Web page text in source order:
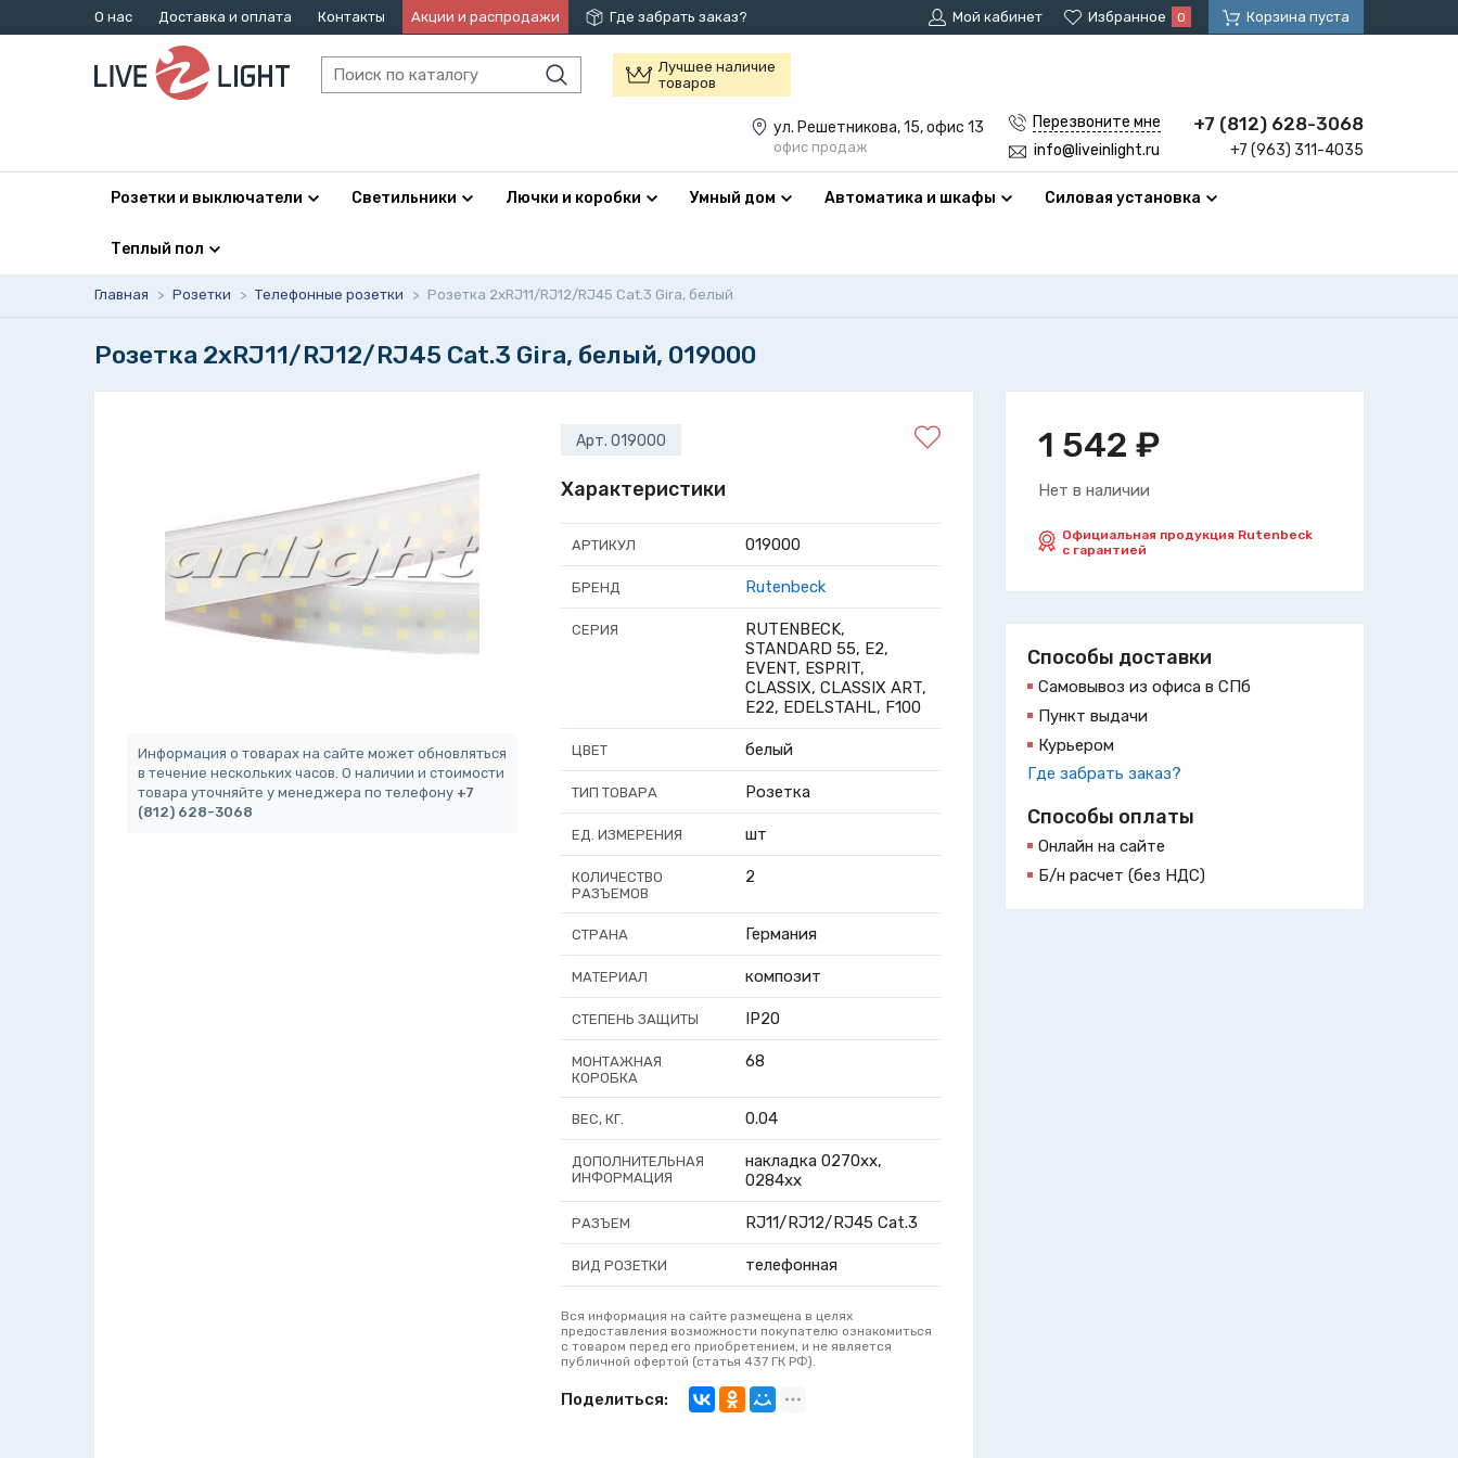
О нас Доставка и оплата Контакты Акции и распродажи Где забрать заказ? Мой кабинет Избранное 0 Корзина пуста
Лучшее наличие
товаров
ул. Решетникова, 15, офис 13
офис продаж
Перезвоните мне
info@liveinlight.ru
+7 (812) 628-3068
+7 (963) 311-4035
Розетки и выключатели Светильники Лючки и коробки Умный дом Автоматика и шкафы Силовая установка
Теплый пол
Главная > Розетки > Телефонные розетки > Розетка 2xRJ11/RJ12/RJ45 Cat.3 Gira, белый
Розетка 2xRJ11/RJ12/RJ45 Cat.3 Gira, белый, 019000
1 542 ₽
Нет в наличии
Официальная продукция Rutenbeck
с гарантией
Способы доставки
Самовывоз из офиса в СПб
Пункт выдачи
Курьером
Где забрать заказ?
Способы оплаты
Онлайн на сайте
Б/н расчет (без НДС)
Информация о товарах на сайте может обновляться
в течение нескольких часов. О наличии и стоимости
товара уточняйте у менеджера по телефону +7
(812) 628-3068
Арт. 019000
Характеристики
АРТИКУЛ 019000
БРЕНД Rutenbeck
СЕРИЯ
RUTENBECK,
STANDARD 55, E2,
EVENT, ESPRIT,
CLASSIX, CLASSIX ART,
E22, EDELSTAHL, F100
ЦВЕТ белый
ТИП ТОВАРА Розетка
ЕД. ИЗМЕРЕНИЯ шт
КОЛИЧЕСТВО
РАЗЪЕМОВ
2
СТРАНА Германия
МАТЕРИАЛ композит
СТЕПЕНЬ ЗАЩИТЫ IP20
МОНТАЖНАЯ
КОРОБКА
68
ВЕС, КГ. 0.04
ДОПОЛНИТЕЛЬНАЯ
ИНФОРМАЦИЯ
накладка 0270хх,
0284хх
РАЗЪЕМ RJ11/RJ12/RJ45 Cat.3
ВИД РОЗЕТКИ телефонная
Вся информация на сайте размещена в целях
предоставления возможности покупателю ознакомиться
с товаром перед его приобретением, и не является
публичной офертой (статья 437 ГК РФ).
Поделиться: